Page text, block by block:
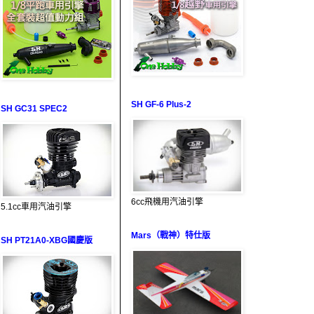
SH GC31 SPEC2
5.1cc車用汽油引擎
SH PT21A0-XBG國慶版
SH GF-6 Plus-2
6cc飛機用汽油引擎
Mars（戰神）特仕版